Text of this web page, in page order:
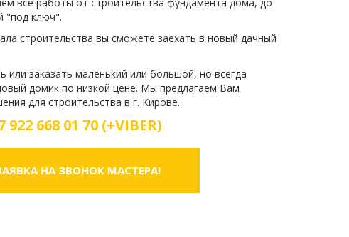
"под ключ".
строительства вы сможете заехать в новый дачный
или заказать маленький или большой, но всегда
домик по низкой цене. Мы предлагаем Вам
для строительства в г. Кирове.
668 01 70 (+VIBER)
НА ЗВОНОК МАСТЕРА!